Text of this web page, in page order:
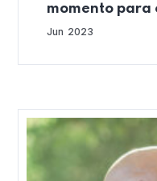
momento para
ahorrar para el
Jun 2023